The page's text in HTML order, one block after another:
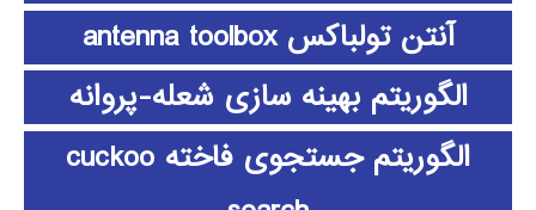
آنتن تولباکس antenna toolbox
الگوریتم بهینه سازی شعله-پروانه
الگوریتم جستجوی فاخته cuckoo